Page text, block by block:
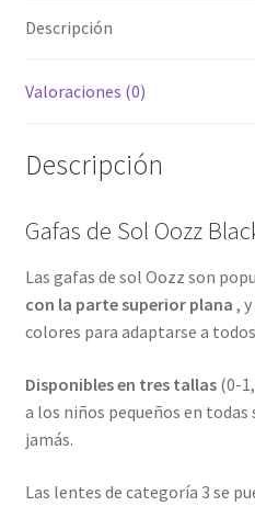
Descripción
Valoraciones (0)
Descripción
Gafas de Sol Oozz
Las gafas de sol Oozz son
con la parte superior plana ,
colores para adaptarse a
Disponibles en tres tallas(0-1,
a los niños pequeños en
jamás.
Las lentes de categoría 3 se